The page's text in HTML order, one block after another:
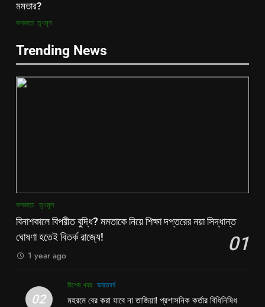
মমতার?
কলকাতা তৃণমূল
Trending News
কলকাতা তৃণমূল
বিনাশকালে বিপরীত বুদ্ধি? মমতাকে নিয়ে শিক্ষা দপ্তরের নয়া সিদ্ধান্ত
ঘোষণা হতেই বিতর্ক রাজ্যে!
01
1 year ago
02
বিশেষ খবর ভারতবর্ষ
মহরমে বের করা যাবে না তাজিয়া! প্রশাসনিক কর্তার বিধিনিষিধ